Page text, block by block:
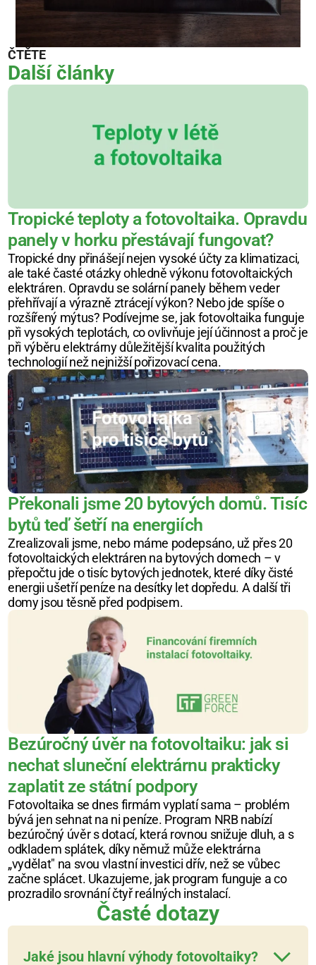
ČTĚTE
Další články
Tropické teploty a fotovoltaika. Opravdu
panely v horku přestávají fungovat?
Tropické dny přinášejí nejen vysoké účty za klimatizaci,
ale také časté otázky ohledně výkonu fotovoltaických
elektráren. Opravdu se solární panely během veder
přehřívají a výrazně ztrácejí výkon? Nebo jde spíše o
rozšířený mýtus? Podívejme se, jak fotovoltaika funguje
při vysokých teplotách, co ovlivňuje její účinnost a proč je
při výběru elektrárny důležitější kvalita použitých
technologií než nejnižší pořizovací cena.
Překonali jsme 20 bytových domů. Tisíc
bytů teď šetří na energiích
Zrealizovali jsme, nebo máme podepsáno, už přes 20
fotovoltaických elektráren na bytových domech – v
přepočtu jde o tisíc bytových jednotek, které díky čisté
energii ušetří peníze na desítky let dopředu. A další tři
domy jsou těsně před podpisem.
Bezúročný úvěr na fotovoltaiku: jak si
nechat sluneční elektrárnu prakticky
zaplatit ze státní podpory
Fotovoltaika se dnes firmám vyplatí sama – problém
bývá jen sehnat na ni peníze. Program NRB nabízí
bezúročný úvěr s dotací, která rovnou snižuje dluh, a s
odkladem splátek, díky němuž může elektrárna
„vydělat" na svou vlastní investici dřív, než se vůbec
začne splácet. Ukazujeme, jak program funguje a co
prozradilo srovnání čtyř reálných instalací.
Časté dotazy
Jaké jsou hlavní výhody fotovoltaiky?